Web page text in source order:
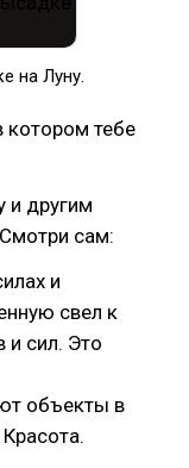
на Луну.
котором тебе
и другим
сам:
и
свел к
и сил. Это
объекты в